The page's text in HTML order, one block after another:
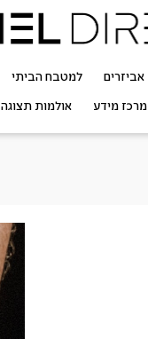
אביזרים למטבח הביתי
מרכז מידע
אולמות תצוגה